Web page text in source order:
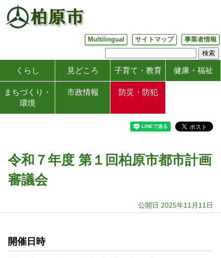
Multilingual サイトマップ 事業者情報
くらし 見どころ 子育て・教育 健康・福祉
まちづくり・
環境
市政情報 防災・防犯
令和７年度 第１回柏原市都市計画
審議会
公開日 2025年11月11日
開催日時